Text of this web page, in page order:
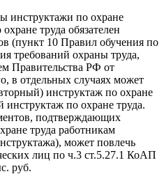
инструктажи по охране
труда обязателен
(пункт 10 Правил обучения по
требований охраны труда,
Правительства РФ от
в отдельных случаях может
инструктаж по охране
по охране труда.
подтверждающих
труда работникам
может повлечь
лиц по ч.3 ст.5.27.1 КоАП
руб.